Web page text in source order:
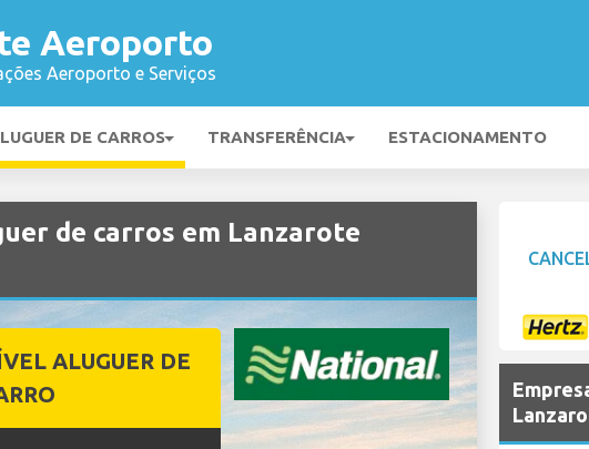
Aeroporto
Aeroporto e Serviços
DE CARROS TRANSFERÊNCIA ESTACIONAMENTO
de carros em Lanzarote
ALUGUER DE